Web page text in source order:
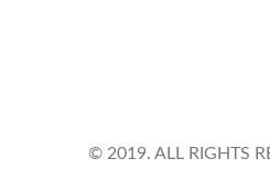
© 2019. ALL RIGHTS